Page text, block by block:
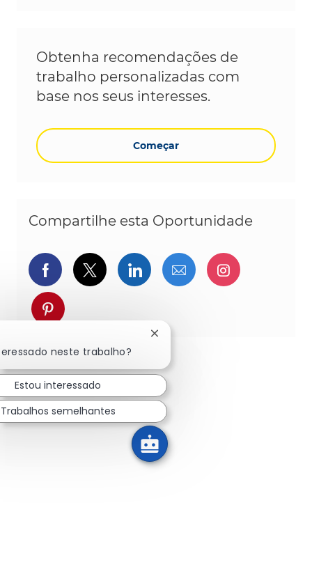
Obtenha recomendações de
trabalho personalizadas com
base nos seus interesses.
Começar
Compartilhe esta Oportunidade
Compartilhar via Facebook
Compartilhe via twitter
Compartilhar via
Compartilhar por
Compartilhar via pinterest
neste trabalho?
Fechar notificação de chatbot
Estou interessado
Trabalhos semelhantes